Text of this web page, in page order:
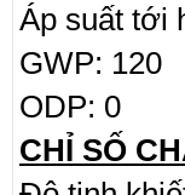
Áp suất tới
GWP: 120
ODP: 0
CHỈ SỐ